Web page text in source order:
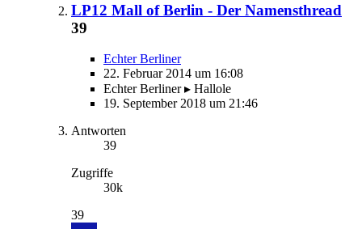
LP12 Mall of Berlin - Der Namensthread
39
Echter Berliner
22. Februar 2014 um 16:08
Echter Berliner ▸ Hallole
19. September 2018 um 21:46
Antworten
39
Zugriffe
30k
39